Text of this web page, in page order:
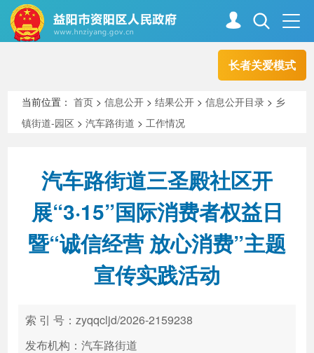
长者关爱模式
走进资阳
新闻中心 解读回应
政务服务 互动交流
当前位置：首页 >信息公开 >结果公开 >信息公开目录 > 乡
镇街道-园区 >汽车路街道 >工作情况
汽车路街道三圣殿社区开
展“3·15”国际消费者权益日
暨“诚信经营 放心消费”主题
宣传实践活动
索 引 号：zyqqcljd/2026-2159238
发布机构：汽车路街道